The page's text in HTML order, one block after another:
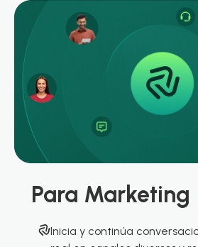
Para Marketing
Inicia y continúa